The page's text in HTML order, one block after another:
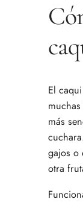
El
más
gajos o
otra